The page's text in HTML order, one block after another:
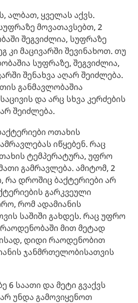
ალბათ, ყველას აქვს.
მოვათავსებთ, 2
შეგვიძლია, სუფრაზე
კი მაცივარში შევინახოთ. თუ
სუფრაზე, შეგვიძლია,
შენახვა აღარ შეიძლება.
განმავლობაშია
და არც სხვა კერძების
შეიძლება.
ოთახის
იწყებენ. რაც
ტემპერატურა, უფრო
გამრავლება. ამიტომ, 2
რა დროშიც ბაქტერიები არ
გარკვეული
რომ ადამიანის
საშიში გახდეს. რაც უფრო
მით მეტად
დიდი რაოდენობით
ჯანმრთელობისათვის
6 საათი და მეტი გვაქვს
უნდა გამოვიყენოთ